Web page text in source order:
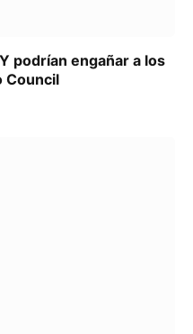
podrían engañar a los
Council